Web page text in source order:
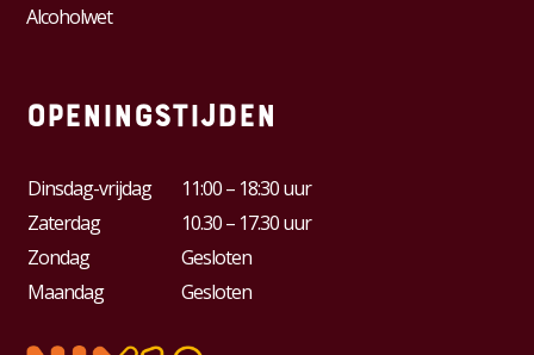
Alcoholwet
Openingstijden
Dinsdag-vrijdag
11:00 – 18:30 uur
Zaterdag
10.30 – 17.30 uur
Zondag
Gesloten
Maandag
Gesloten